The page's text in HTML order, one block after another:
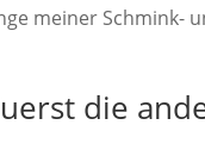
meiner Schmink-
die